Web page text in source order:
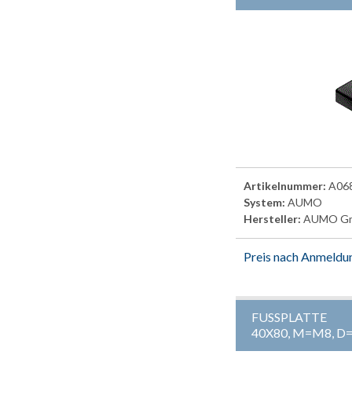
Artikelnummer:
System: AUMO
Hersteller: AUMO
Preis nach
FUSSPLATTE
40X80, M=M8,